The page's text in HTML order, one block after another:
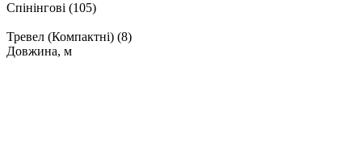
Спінінгові (105)
Тревел (Компактні) (8)
Довжина, м